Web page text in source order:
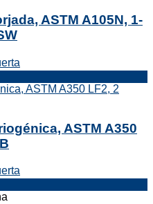
ASTM A105N, 1-
ASTM A350